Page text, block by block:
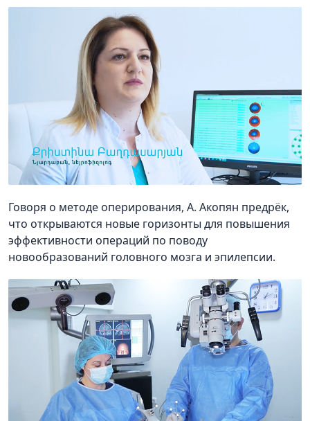
Говоря о методе оперирования, А. Акопян предрёк,
что открываются новые горизонты для повышения
эффективности операций по поводу
новообразований головного мозга и эпилепсии.